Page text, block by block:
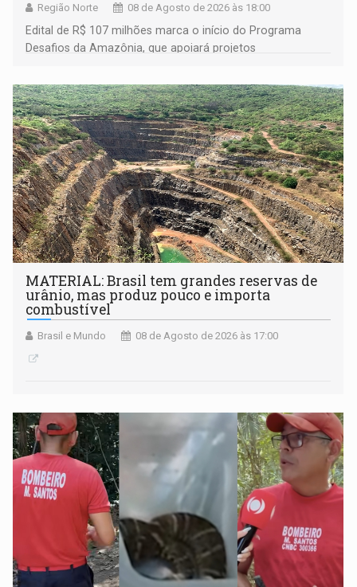
Região Norte 08 de Agosto de 2026 às 18:00
Edital de R$ 107 milhões marca o início do Programa
Desafios da Amazônia, que apoiará projetos
submissão de pré-propostas poderá ser feita até 1º de
setembro
MATERIAL: Brasil tem grandes reservas de
urânio, mas produz pouco e importa
combustível
Brasil e Mundo 08 de Agosto de 2026 às 17:00